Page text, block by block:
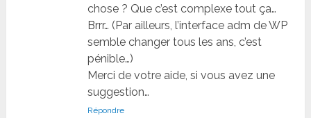
chose ? Que c’est complexe tout ça…
Brrr… (Par ailleurs, l’interface adm de WP
semble changer tous les ans, c’est
pénible…)
Merci de votre aide, si vous avez une
suggestion…
Répondre